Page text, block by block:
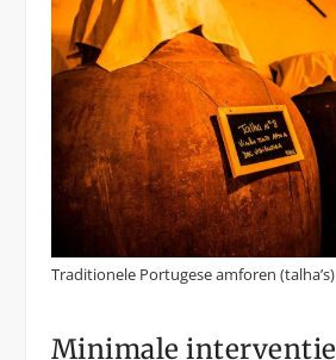
Traditionele Portugese amforen (talha’s)
Minimale interventie